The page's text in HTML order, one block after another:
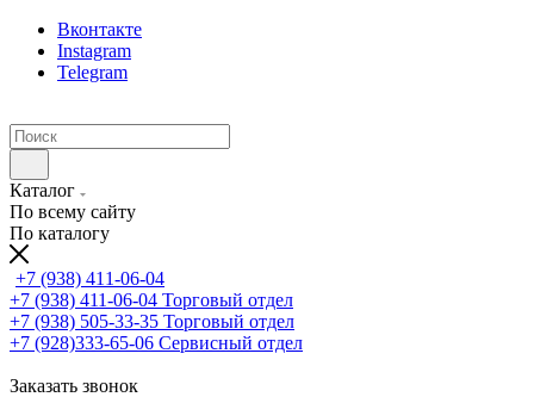
Вконтакте
Instagram
Telegram
Каталог
По всему сайту
По каталогу
+7 (938) 411-06-04
+7 (938) 411-06-04 Торговый отдел
+7 (938) 505-33-35 Торговый отдел
+7 (928)333-65-06 Сервисный отдел
Заказать звонок